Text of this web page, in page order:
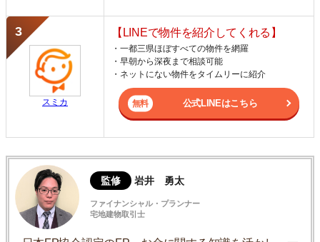
スミカ
【LINEで物件を紹介してくれる】
・一都三県ほぼすべての物件を網羅
・早朝から深夜まで相談可能
・ネットにない物件をタイムリーに紹介
公式LINEはこちら
監修 岩井 勇太
ファイナンシャル・プランナー
宅地建物取引士